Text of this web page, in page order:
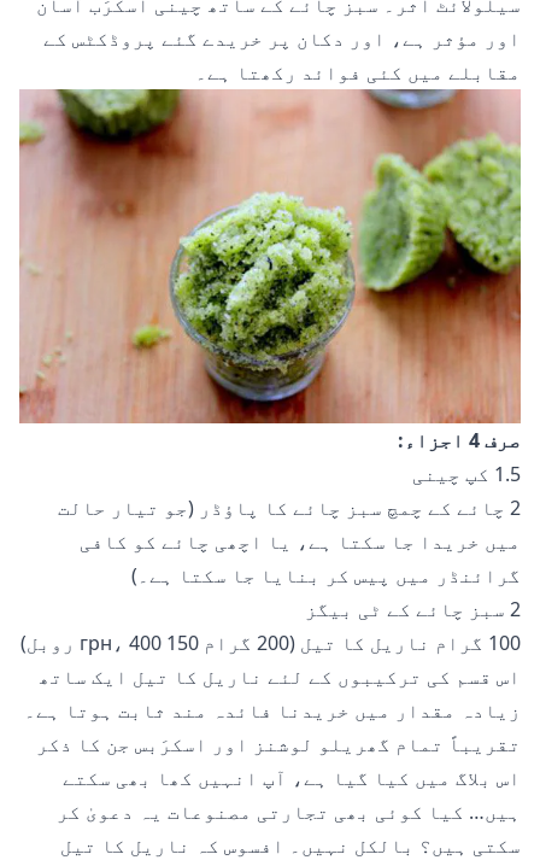
اور مؤثر ہے، اور دکان پر خریدے گئے پروڈکٹس کے
مقابلے میں کئی فوائد رکھتا ہے۔
صرف 4 اجزاء:
1.5 کپ چینی
2 چائے کے چمچ سبز چائے کا پاؤڈر (جو تیار حالت
میں خریدا جا سکتا ہے، یا اچھی چائے کو کافی
گرائنڈر میں پیس کر بنایا جا سکتا ہے۔)
2 سبز چائے کے ٹی بیگز
100 گرام ناریل کا تیل (200 گرام 150 грн، 400 روبل)
اس قسم کی ترکیبوں کے لئے ناریل کا تیل ایک ساتھ
زیادہ مقدار میں خریدنا فائدہ مند ثابت ہوتا ہے۔
تقریباً تمام گھریلو لوشنز اور اسکرَبس جن کا ذکر
اس بلاگ میں کیا گیا ہے، آپ انہیں کھا بھی سکتے
ہیں… کیا کوئی بھی تجارتی مصنوعات یہ دعویٰ کر
سکتی ہیں؟ بالکل نہیں۔ افسوس کہ ناریل کا تیل